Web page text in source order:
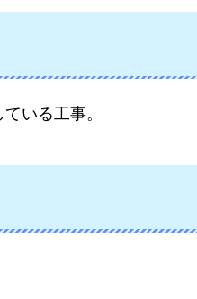
いる工事。